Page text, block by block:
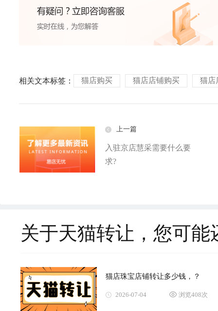
相关文本标签： 猫店购买 猫店店铺购买 猫店
上一篇
入驻京店慧采需要什么要
求?
关于天猫转让，您可能
猫店珠宝店铺转让多少钱，？
2026-07-04 浏览408次